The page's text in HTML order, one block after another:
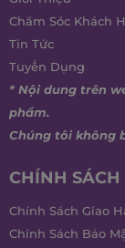
Chăm Sóc Khách
Tin Tức
Tuyển Dụng
* Nội dung trên
phẩm.
Chúng tôi không
CHÍNH SÁCH
Chính Sách Giao
Chính Sách Bảo